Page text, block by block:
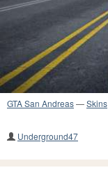
GTA San Andreas—Skins
Underground47